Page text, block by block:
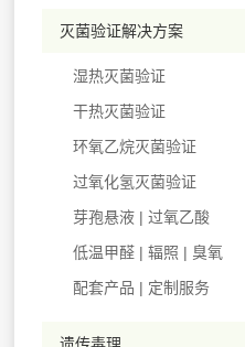
灭菌验证解决方案
湿热灭菌验证
干热灭菌验证
环氧乙烷灭菌验证
过氧化氢灭菌验证
芽孢悬液 | 过氧乙酸
低温甲醛 | 辐照 | 臭氧
配套产品 | 定制服务